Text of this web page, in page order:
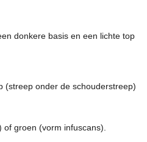
donkere basis en een lichte top
(streep onder de schouderstreep)
groen (vorm infuscans).